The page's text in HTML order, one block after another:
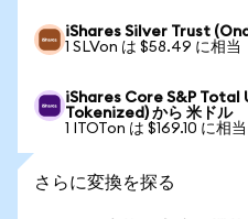
iShares Silver Trust
1 SLVon は $58.49 に相当
iShares Core S&P Total
Tokenized) から 米ドル
1 ITOTon は $169.10 に相当
さらに変換を探る